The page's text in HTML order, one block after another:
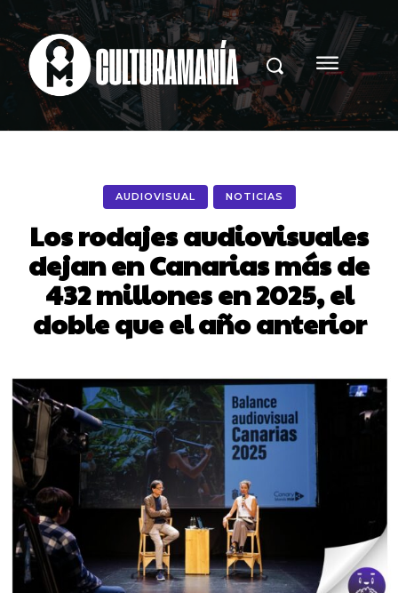
AUDIOVISUAL NOTICIAS
Los rodajes audiovisuales
dejan en Canarias más de
432 millones en 2025, el
doble que el año anterior